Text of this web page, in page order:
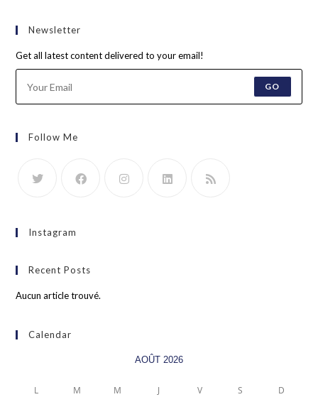
Newsletter
Get all latest content delivered to your email!
GO
Follow Me
Instagram
Recent Posts
Aucun article trouvé.
Calendar
AOÛT 2026
L M M J V S D